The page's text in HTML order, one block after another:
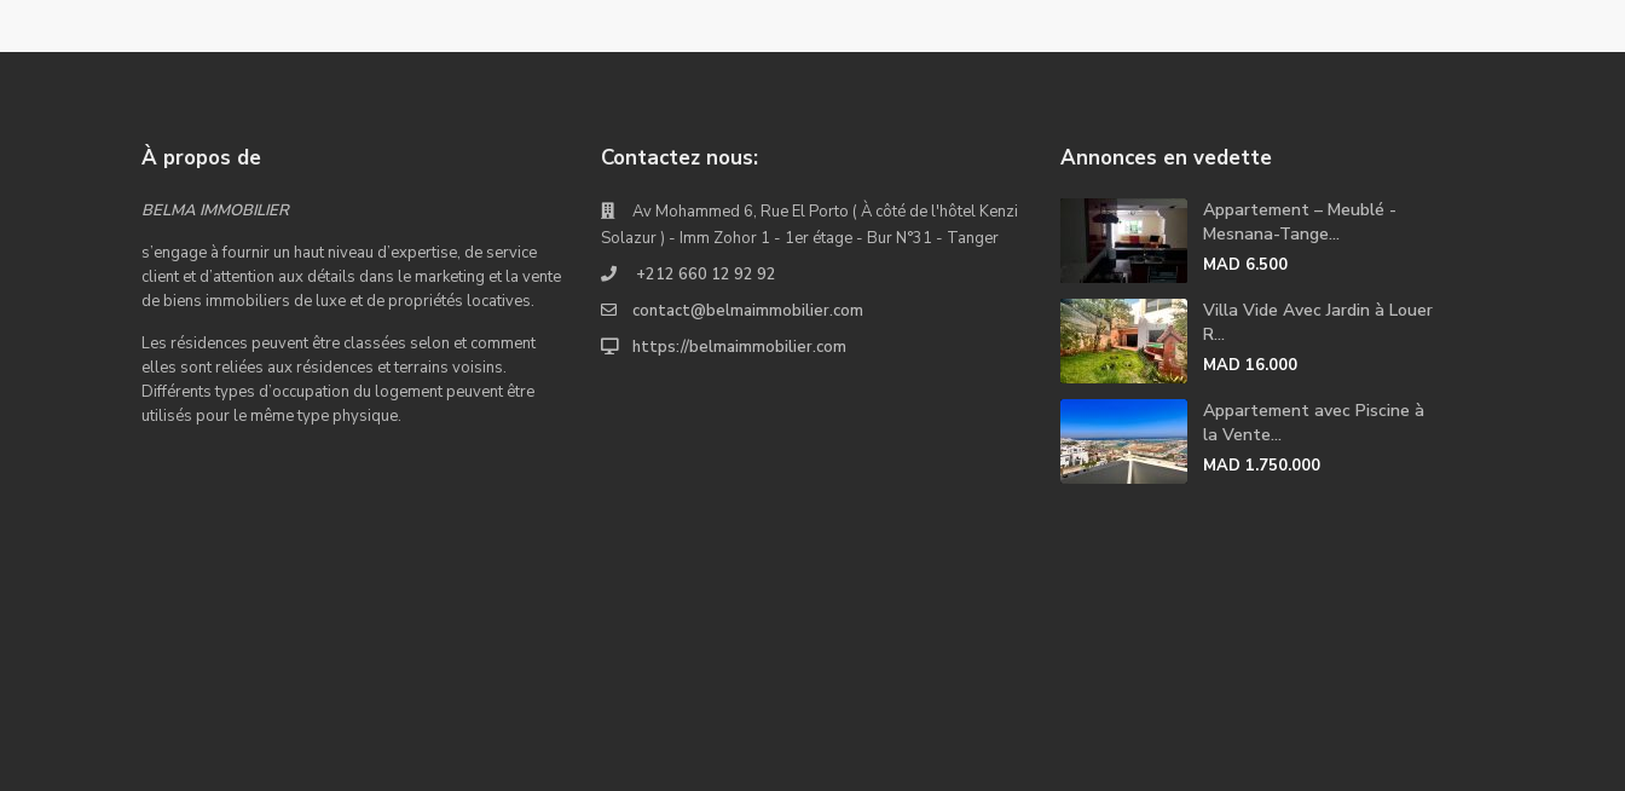
À propos de
BELMA IMMOBILIER
s’engage à fournir un haut niveau d’expertise, de service
client et d’attention aux détails dans le marketing et la vente
de biens immobiliers de luxe et de propriétés locatives.
Les résidences peuvent être classées selon et comment
elles sont reliées aux résidences et terrains voisins.
Différents types d’occupation du logement peuvent être
utilisés pour le même type physique.
Contactez nous:
Av Mohammed 6, Rue El Porto ( À côté de l'hôtel Kenzi
Solazur ) - Imm Zohor 1 - 1er étage - Bur N°31 - Tanger
+212 660 12 92 92
contact@belmaimmobilier.com
https://belmaimmobilier.com
Annonces en vedette
Appartement – Meublé -
Mesnana-Tange...
MAD 6.500
Villa Vide Avec Jardin à Louer
R...
MAD 16.000
Appartement avec Piscine à
la Vente...
MAD 1.750.000